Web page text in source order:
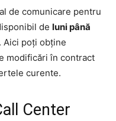
de comunicare pentru
de luni până
. Aici poți obține
modificări în contract
curente.
Center